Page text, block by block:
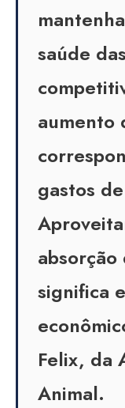
saúde
aumento
gastos
significa
Felix, da
Animal.